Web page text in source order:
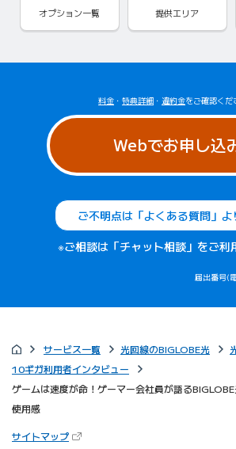
オプション一覧 提供エリア
料金 ・ 特典詳細 ・ 違約金をご確認くだ
Webでお申し込
ご不明点は「よくある質問」
※ご相談は「チャット相談」をご利
届出番号(
サービス一覧 光回線のBIGLOBE光
10ギガ利用者インタビュー
ゲームは速度が命！ゲーマー会社員が語る
使用感
サイトマップ（新しいタブで開きます）